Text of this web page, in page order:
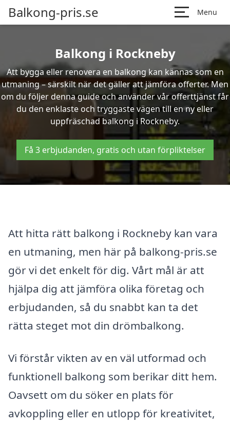
Balkong-pris.se Menu
Balkong i Rockneby
Att bygga eller renovera en balkong kan kännas som en
utmaning – särskilt när det gäller att jämföra offerter. Men
om du följer denna guide och använder vår offerttjänst får
du den enklaste och tryggaste vägen till en ny eller
uppfräschad balkong i Rockneby.
Få 3 erbjudanden, gratis och utan förpliktelser
Att hitta rätt balkong i Rockneby kan vara
en utmaning, men här på balkong-pris.se
gör vi det enkelt för dig. Vårt mål är att
hjälpa dig att jämföra olika företag och
erbjudanden, så du snabbt kan ta det
rätta steget mot din drömbalkong.
Vi förstår vikten av en väl utformad och
funktionell balkong som berikar ditt hem.
Oavsett om du söker en plats för
avkoppling eller en utlopp för kreativitet,